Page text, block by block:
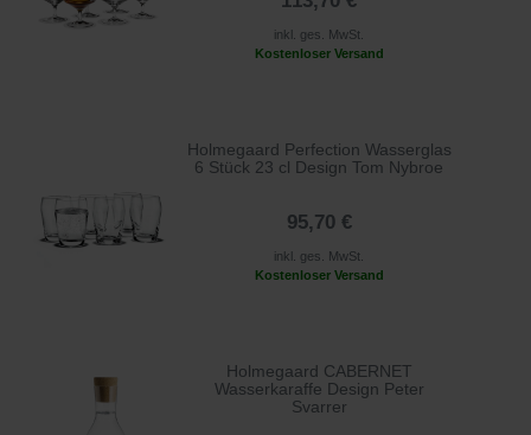
inkl. ges. MwSt.
Kostenloser Versand
Holmegaard Perfection Wasserglas
6 Stück 23 cl Design Tom Nybroe
95,70 €
inkl. ges. MwSt.
Kostenloser Versand
Holmegaard CABERNET
Wasserkaraffe Design Peter
Svarrer